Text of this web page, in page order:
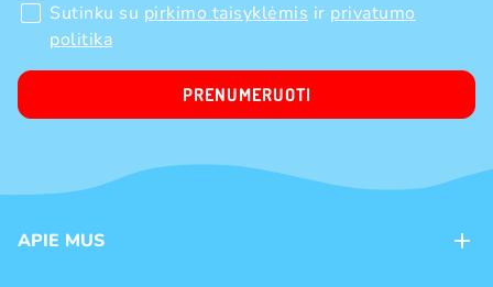
Sutinku su pirkimo taisyklėmis ir privatumo
politika
PRENUMERUOTI
APIE MUS